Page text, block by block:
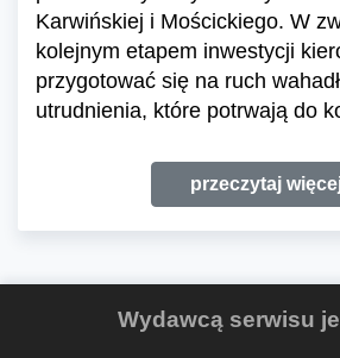
Karwińskiej i Mościckiego. W
kolejnym etapem inwestycji
przygotować się na ruch
utrudnienia, które potrwają do
przeczytaj
Wydawcą serwisu